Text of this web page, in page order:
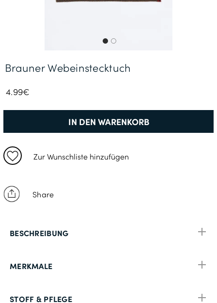
4.99€
IN DEN WARENKORB
Zur Wunschliste hinzufügen
Share
Brauner Webeinstecktuch
MERKMALE
BESCHREIBUNG
STOFF & PFLEGE